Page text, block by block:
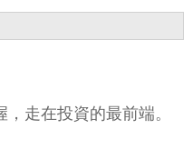
走在投資的最前端。